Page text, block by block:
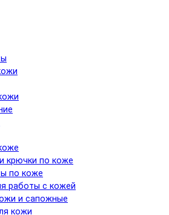
крючки по коже
по коже
работы с кожей
и сапожные
кожи